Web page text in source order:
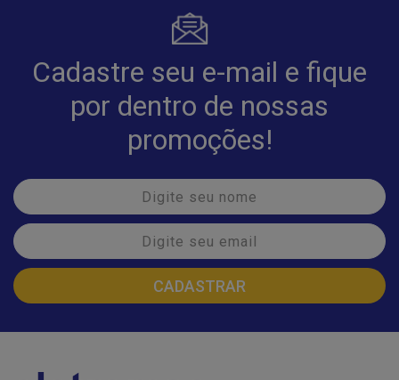
Cadastre seu e-mail e fique
por dentro de nossas
promoções!